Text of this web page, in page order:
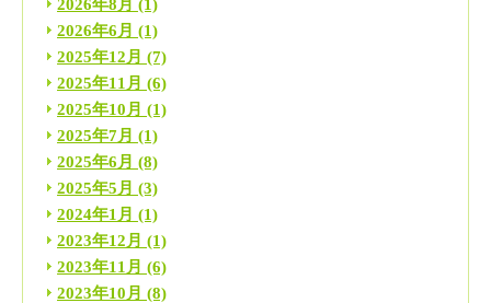
2026年8月 (1)
2026年6月 (1)
2025年12月 (7)
2025年11月 (6)
2025年10月 (1)
2025年7月 (1)
2025年6月 (8)
2025年5月 (3)
2024年1月 (1)
2023年12月 (1)
2023年11月 (6)
2023年10月 (8)